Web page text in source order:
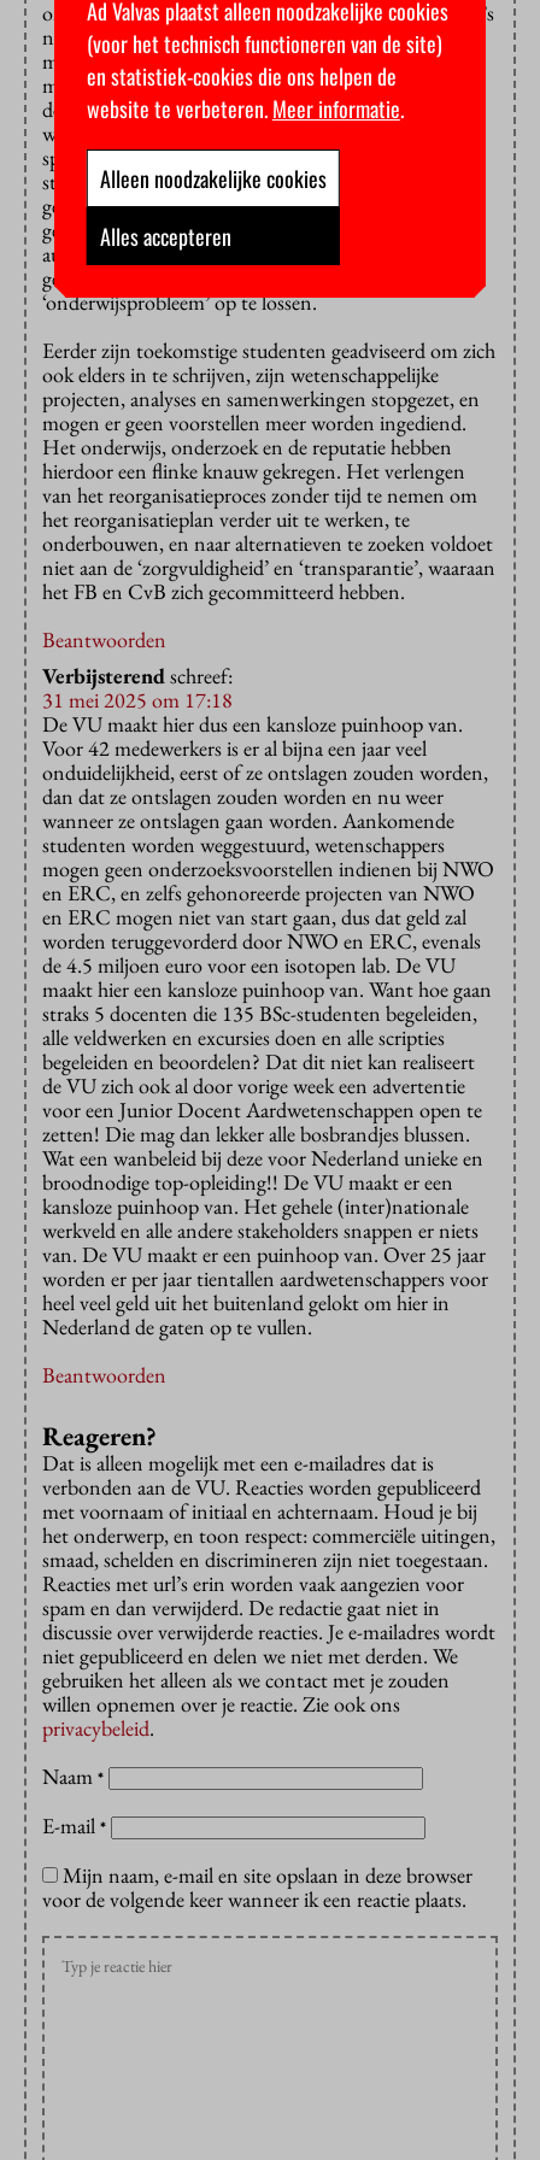
onderwijsdirecteuren anders de onderwijsprogramma’s
niet rond krijgen. Daardoor zouden deze opleidingen
mogelijk niet voldoen aan de eindtermen, en het
minimaal aantal vakken dat gegeven moet worden op
de VU. Voor 1 februari 2026 (periode 1, 2 en 3),
wordt namelijk het merendeel van de verplichte en
specialistische vakken gegeven. In periode 4,5 en 6
staan voornamelijk keuzevakken en eindwerkstukken
geroosterd, die makkelijker extern kunnen worden
gedaan. Het personeel dat ontslagen zou zijn op 1
augustus 2025 wordt nu nog even aan het lijntje
gehouden tot 1 februari 2026 om dit
‘onderwijsprobleem’ op te lossen.
Eerder zijn toekomstige studenten geadviseerd om zich
ook elders in te schrijven, zijn wetenschappelijke
projecten, analyses en samenwerkingen stopgezet, en
mogen er geen voorstellen meer worden ingediend.
Het onderwijs, onderzoek en de reputatie hebben
hierdoor een flinke knauw gekregen. Het verlengen
van het reorganisatieproces zonder tijd te nemen om
het reorganisatieplan verder uit te werken, te
onderbouwen, en naar alternatieven te zoeken voldoet
niet aan de ‘zorgvuldigheid’ en ‘transparantie’, waaraan
het FB en CvB zich gecommitteerd hebben.
Beantwoorden
Verbijsterendschreef:
31 mei 2025 om 17:18
De VU maakt hier dus een kansloze puinhoop van.
Voor 42 medewerkers is er al bijna een jaar veel
onduidelijkheid, eerst of ze ontslagen zouden worden,
dan dat ze ontslagen zouden worden en nu weer
wanneer ze ontslagen gaan worden. Aankomende
studenten worden weggestuurd, wetenschappers
mogen geen onderzoeksvoorstellen indienen bij NWO
en ERC, en zelfs gehonoreerde projecten van NWO
en ERC mogen niet van start gaan, dus dat geld zal
worden teruggevorderd door NWO en ERC, evenals
de 4.5 miljoen euro voor een isotopen lab. De VU
maakt hier een kansloze puinhoop van. Want hoe gaan
straks 5 docenten die 135 BSc-studenten begeleiden,
alle veldwerken en excursies doen en alle scripties
begeleiden en beoordelen? Dat dit niet kan realiseert
de VU zich ook al door vorige week een advertentie
voor een Junior Docent Aardwetenschappen open te
zetten! Die mag dan lekker alle bosbrandjes blussen.
Wat een wanbeleid bij deze voor Nederland unieke en
broodnodige top-opleiding!! De VU maakt er een
kansloze puinhoop van. Het gehele (inter)nationale
werkveld en alle andere stakeholders snappen er niets
van. De VU maakt er een puinhoop van. Over 25 jaar
worden er per jaar tientallen aardwetenschappers voor
heel veel geld uit het buitenland gelokt om hier in
Nederland de gaten op te vullen.
Beantwoorden
Reageren?
Dat is alleen mogelijk met een e-mailadres dat is
verbonden aan de VU. Reacties worden gepubliceerd
met voornaam of initiaal en achternaam. Houd je bij
het onderwerp, en toon respect: commerciële uitingen,
smaad, schelden en discrimineren zijn niet toegestaan.
Reacties met url’s erin worden vaak aangezien voor
spam en dan verwijderd. De redactie gaat niet in
discussie over verwijderde reacties. Je e-mailadres wordt
niet gepubliceerd en delen we niet met derden. We
gebruiken het alleen als we contact met je zouden
willen opnemen over je reactie. Zie ook ons
privacybeleid.
Naam *
E-mail *
Mijn naam, e-mail en site opslaan in deze browser
voor de volgende keer wanneer ik een reactie plaats.
Ad Valvas plaatst alleen noodzakelijke cookies
(voor het technisch functioneren van de site)
en statistiek-cookies die ons helpen de
website te verbeteren.Meer informatie.
Alleen noodzakelijke cookies
Alles accepteren